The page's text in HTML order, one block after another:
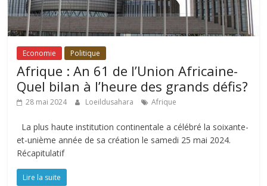
Economie Politique
Afrique : An 61 de l’Union Africaine-
Quel bilan à l’heure des grands défis?
28 mai 2024 Loeildusahara Afrique
La plus haute institution continentale a célébré la soixante-
et-unième année de sa création le samedi 25 mai 2024.
Récapitulatif
Lire la suite